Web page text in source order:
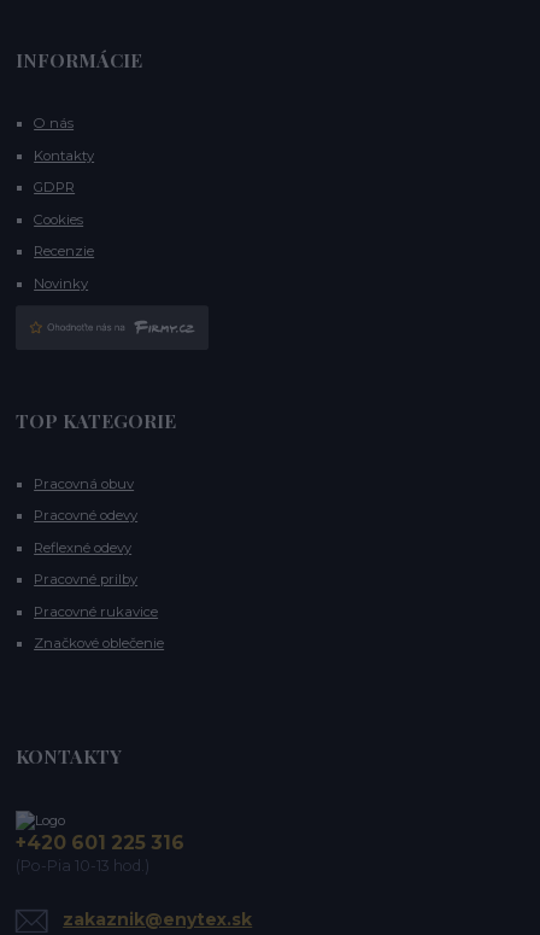
INFORMÁCIE
O nás
Kontakty
GDPR
Cookies
Recenzie
Novinky
TOP KATEGORIE
Pracovná obuv
Pracovné odevy
Reflexné odevy
Pracovné prilby
Pracovné rukavice
Značkové oblečenie
KONTAKTY
+420 601 225 316
(Po-Pia 10-13 hod.)
zakaznik@enytex.sk